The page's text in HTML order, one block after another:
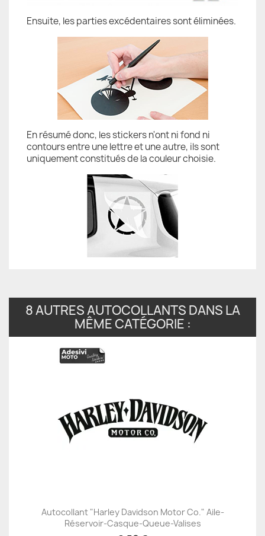
Ensuite, les parties excédentaires sont éliminées.
En résumé donc, les stickers n'ont ni fond ni
contours entre une lettre et une autre, ils sont
uniquement constitués de la couleur choisie.
8 AUTRES AUTOCOLLANTS DANS LA
MÊME CATÉGORIE :
Autocollant "Harley Davidson Motor Co." Aile-
Réservoir-Casque-Queue-Valises